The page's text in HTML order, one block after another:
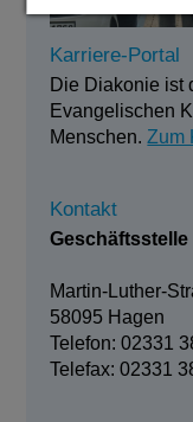
Karriere-Portal
Die Diakonie ist
Evangelischen
Menschen.Zum
Kontakt
Geschäftsstelle
Martin-Luther-
58095 Hagen
Telefon: 02331
Telefax: 02331